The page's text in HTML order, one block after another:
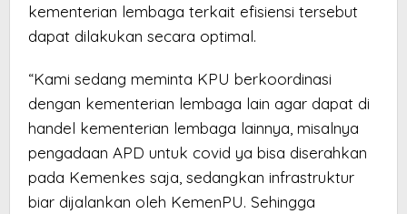
kementerian lembaga terkait efisiensi tersebut
dapat dilakukan secara optimal.
“Kami sedang meminta KPU berkoordinasi
dengan kementerian lembaga lain agar dapat di
handel kementerian lembaga lainnya, misalnya
pengadaan APD untuk covid ya bisa diserahkan
pada Kemenkes saja, sedangkan infrastruktur
biar dijalankan oleh KemenPU. Sehingga